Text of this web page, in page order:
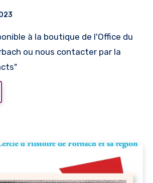
ou nous contacter par la